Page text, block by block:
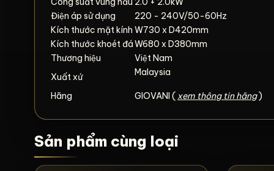
Điện áp sử dụng
220 - 240V/50-60Hz
Kích thước mặt kính W730 x D420mm
Kích thước khoét đáW680 x D380mm
Thương hiệu
Việt Nam
Xuất xứ
Malaysia
Hãng GIOVANI ( xem thông tin hãng)
Sản phẩm cùng loại